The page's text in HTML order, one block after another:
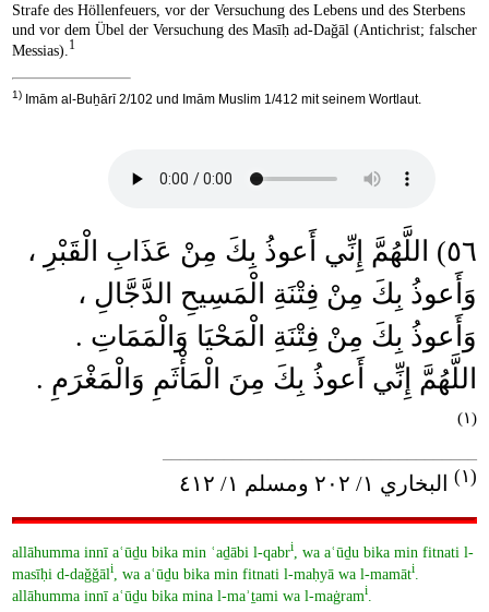
Strafe des Höllenfeuers, vor der Versuchung des Lebens und des Sterbens
und vor dem Übel der Versuchung des Masīḥ ad-Daǧāl (Antichrist; falscher
Messias).1
1) Imām al-Buẖārī 2/102 und Imām Muslim 1/412 mit seinem Wortlaut.
٥٦) اللَّهُمَّ إِنِّي أَعوذُ بِكَ مِنْ عَذَابِ الْقَبْرِ ،
وَأَعوذُ بِكَ مِنْ فِتْنَةِ الْمَسِيحِ الدَّجَّالِ ،
وَأَعوذُ بِكَ مِنْ فِتْنَةِ الْمَحْيَا وَالْمَمَاتِ .
اللَّهُمَّ إِنِّي أَعوذُ بِكَ مِنَ الْمَأْثَمِ وَالْمَغْرَمِ .
(١)
(١) البخاري ١/ ٢٠٢ ومسلم ١/ ٤١٢
allāhumma innī aʿūḏu bika min ʿaḏābi l-qabri, wa aʿūḏu bika min fitnati l-
masīḥi d-daǧǧāli , wa aʿūḏu bika min fitnati l-maḥyā wa l-mamāti
allāhumma innī aʿūḏu bika mina l-maʾṯami wa l-maġrami